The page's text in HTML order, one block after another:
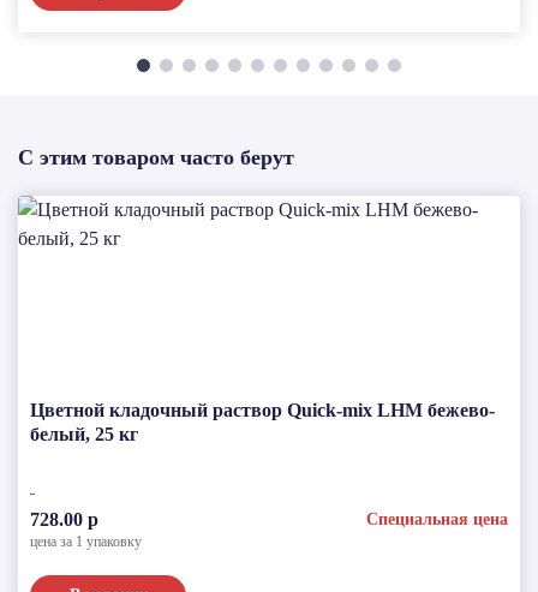
С этим товаром часто берут
Цветной кладочный раствор Quick-mix LHM бежево-
белый, 25 кг
728.00 р Специальная цена
цена за 1 упаковку